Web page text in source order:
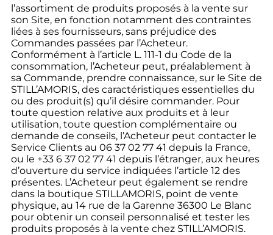
l’assortiment de produits proposés à la vente sur
son Site, en fonction notamment des contraintes
liées à ses fournisseurs, sans préjudice des
Commandes passées par l’Acheteur.
Conformément à l’article L. 111-1 du Code de la
consommation, l’Acheteur peut, préalablement à
sa Commande, prendre connaissance, sur le Site de
STILL’AMORIS, des caractéristiques essentielles du
ou des produit(s) qu’il désire commander. Pour
toute question relative aux produits et à leur
utilisation, toute question complémentaire ou
demande de conseils, l’Acheteur peut contacter le
Service Clients au 06 37 02 77 41 depuis la France,
ou le +33 6 37 02 77 41 depuis l’étranger, aux heures
d’ouverture du service indiquées l’article 12 des
présentes. L’Acheteur peut également se rendre
dans la boutique STILLAMORIS, point de vente
physique, au 14 rue de la Garenne 36300 Le Blanc
pour obtenir un conseil personnalisé et tester les
produits proposés à la vente chez STILL’AMORIS.